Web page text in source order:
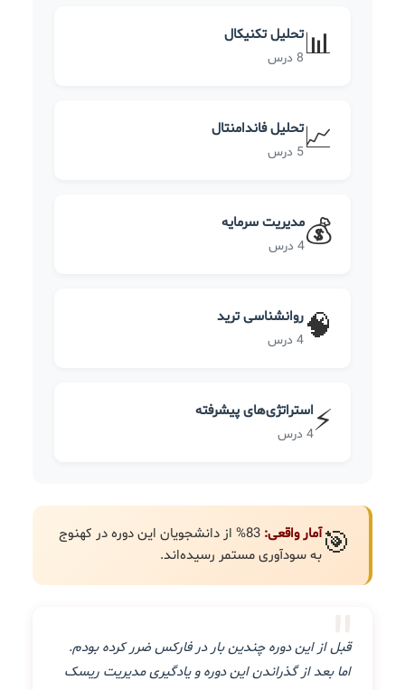
📊تحلیل تکنیکال
8 درس
📈تحلیل فاندامنتال
5 درس
💰مدیریت سرمایه
4 درس
🧠روانشناسی ترید
4 درس
⚡استراتژی‌های پیشرفته
4 درس
🎯آمار واقعی:
83% از دانشجویان این دوره در کهنوج
به سودآوری مستمر رسیده‌اند.
"
قبل از این دوره چندین بار در فارکس ضرر کرده بودم.
اما بعد از گذراندن این دوره و یادگیری مدیریت ریسک